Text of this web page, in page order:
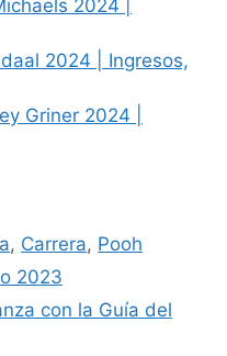
2024 |
2024 | Ingresos,
Griner 2024 |
, Carrera, Pooh
2023
con la Guía del